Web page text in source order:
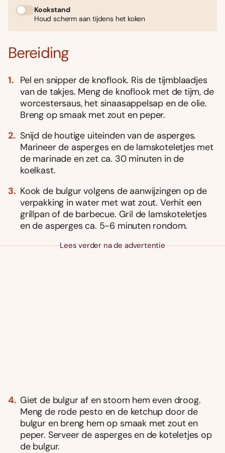
Kookstand
Houd scherm aan tijdens het koken
Bereiding
Pel en snipper de knoflook. Ris de tijmblaadjes
van de takjes. Meng de knoflook met de tijm, de
worcestersaus, het sinaasappelsap en de olie.
Breng op smaak met zout en peper.
Snijd de houtige uiteinden van de asperges.
Marineer de asperges en de lamskoteletjes met
de marinade en zet ca. 30 minuten in de
koelkast.
Kook de bulgur volgens de aanwijzingen op de
verpakking in water met wat zout. Verhit een
grillpan of de barbecue. Gril de lamskoteletjes
en de asperges ca. 5-6 minuten rondom.
Lees verder na de advertentie
Giet de bulgur af en stoom hem even droog.
Meng de rode pesto en de ketchup door de
bulgur en breng hem op smaak met zout en
peper. Serveer de asperges en de koteletjes op
de bulgur.